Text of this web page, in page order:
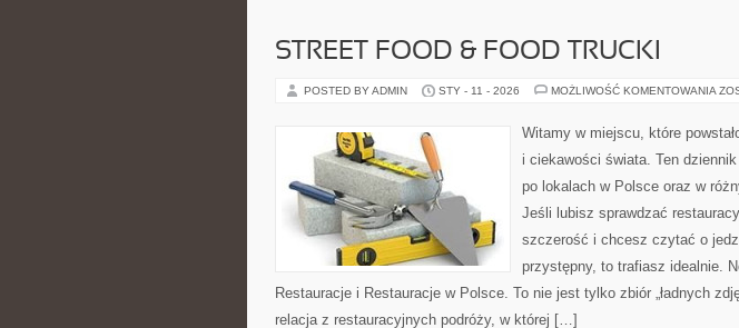
STREET FOOD & FOOD TRUCKI
POSTED BY ADMIN STY - 11 - 2026 MOŻLIWOŚĆ KOMENTOWANIA
Witamy w miejscu, które
i ciekawości świata. Ten
po lokalach w Polsce oraz w
Jeśli lubisz sprawdzać
szczerość i chcesz czytać o
przystępny, to trafiasz idealnie.
Restauracje i Restauracje w Polsce. To nie jest tylko zbiór „ładnych
relacja z restauracyjnych podróży, w której […]